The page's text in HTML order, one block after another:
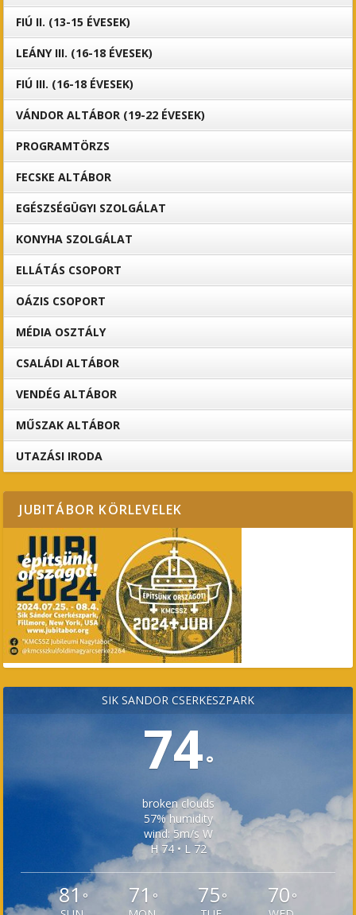
FIÚ II. (13-15 ÉVESEK)
LEÁNY III. (16-18 ÉVESEK)
FIÚ III. (16-18 ÉVESEK)
VÁNDOR ALTÁBOR (19-22 ÉVESEK)
PROGRAMTÖRZS
FECSKE ALTÁBOR
EGÉSZSÉGÜGYI SZOLGÁLAT
KONYHA SZOLGÁLAT
ELLÁTÁS CSOPORT
OÁZIS CSOPORT
MÉDIA OSZTÁLY
CSALÁDI ALTÁBOR
VENDÉG ALTÁBOR
MŰSZAK ALTÁBOR
UTAZÁSI IRODA
JUBITÁBOR KÖRLEVELEK
SÍK SÁNDOR CSERKÉSZPARK
74°
broken clouds
57% humidity
wind: 5m/s W
H 74 • L 72
81° 71 ° 75 ° 70 °